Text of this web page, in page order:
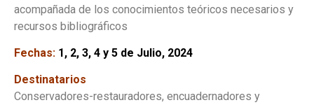
acompañada de los conocimientos teóricos necesarios y
recursos bibliográficos
Fechas: 1, 2, 3, 4 y 5 de Julio, 2024
Destinatarios
Conservadores-restauradores, encuadernadores y